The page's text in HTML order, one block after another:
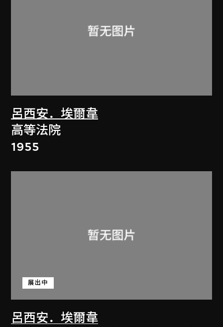
呂西安．埃爾韋
高等法院
1955
呂西安．埃爾韋
展出中